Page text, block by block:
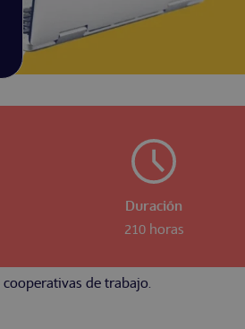
Duración
210 horas
de trabajo.